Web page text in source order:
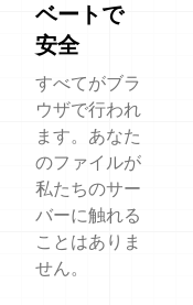
ベートで
安全
すべてがブラ
ウザで行われ
ます。あなた
のファイルが
私たちのサー
バーに触れる
ことはありま
せん。